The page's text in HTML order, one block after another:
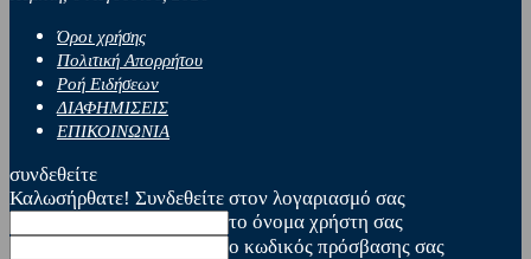
Όροι χρήσης
Πολιτική Απορρήτου
Ροή Ειδήσεων
ΔΙΑΦΗΜΙΣΕΙΣ
ΕΠΙΚΟΙΝΩΝΙΑ
συνδεθείτε
Καλωσήρθατε! Συνδεθείτε στον λογαριασμό σας
το όνομα χρήστη σας
ο κωδικός πρόσβασης σας